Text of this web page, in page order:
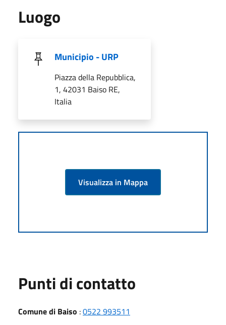
Luogo
Municipio - URP
Piazza della Repubblica,
1, 42031 Baiso RE,
Italia
Visualizza in Mappa
Punti di contatto
Comune di Baiso :0522 993511